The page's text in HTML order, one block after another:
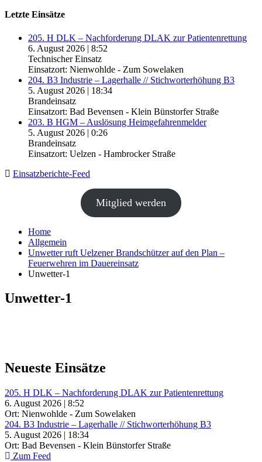
Letzte Einsätze
205. H DLK – Nachforderung DLAK zur Patientenrettung
6. August 2026 | 8:52
Technischer Einsatz
Einsatzort: Nienwohlde - Zum Sowelaken
204. B3 Industrie – Lagerhalle // Stichworterhöhung B3
5. August 2026 | 18:34
Brandeinsatz
Einsatzort: Bad Bevensen - Klein Bünstorfer Straße
203. B HGM – Auslösung Heimgefahrenmelder
5. August 2026 | 0:26
Brandeinsatz
Einsatzort: Uelzen - Hambrocker Straße
Einsatzberichte-Feed
Mitglied werden
Home
Allgemein
Unwetter ruft Uelzener Brandschützer auf den Plan –
Feuerwehren im Dauereinsatz
Unwetter-1
Unwetter-1
Neueste Einsätze
205. H DLK – Nachforderung DLAK zur Patientenrettung
6. August 2026 | 8:52
Ort: Nienwohlde - Zum Sowelaken
204. B3 Industrie – Lagerhalle // Stichworterhöhung B3
5. August 2026 | 18:34
Ort: Bad Bevensen - Klein Bünstorfer Straße
Zum Feed